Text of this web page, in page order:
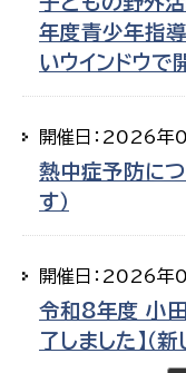
年度青少年指導
いウインドウで
開催日：2026
熱中症予防につ
す）
開催日：2026
令和8年度 小田
了しました】（